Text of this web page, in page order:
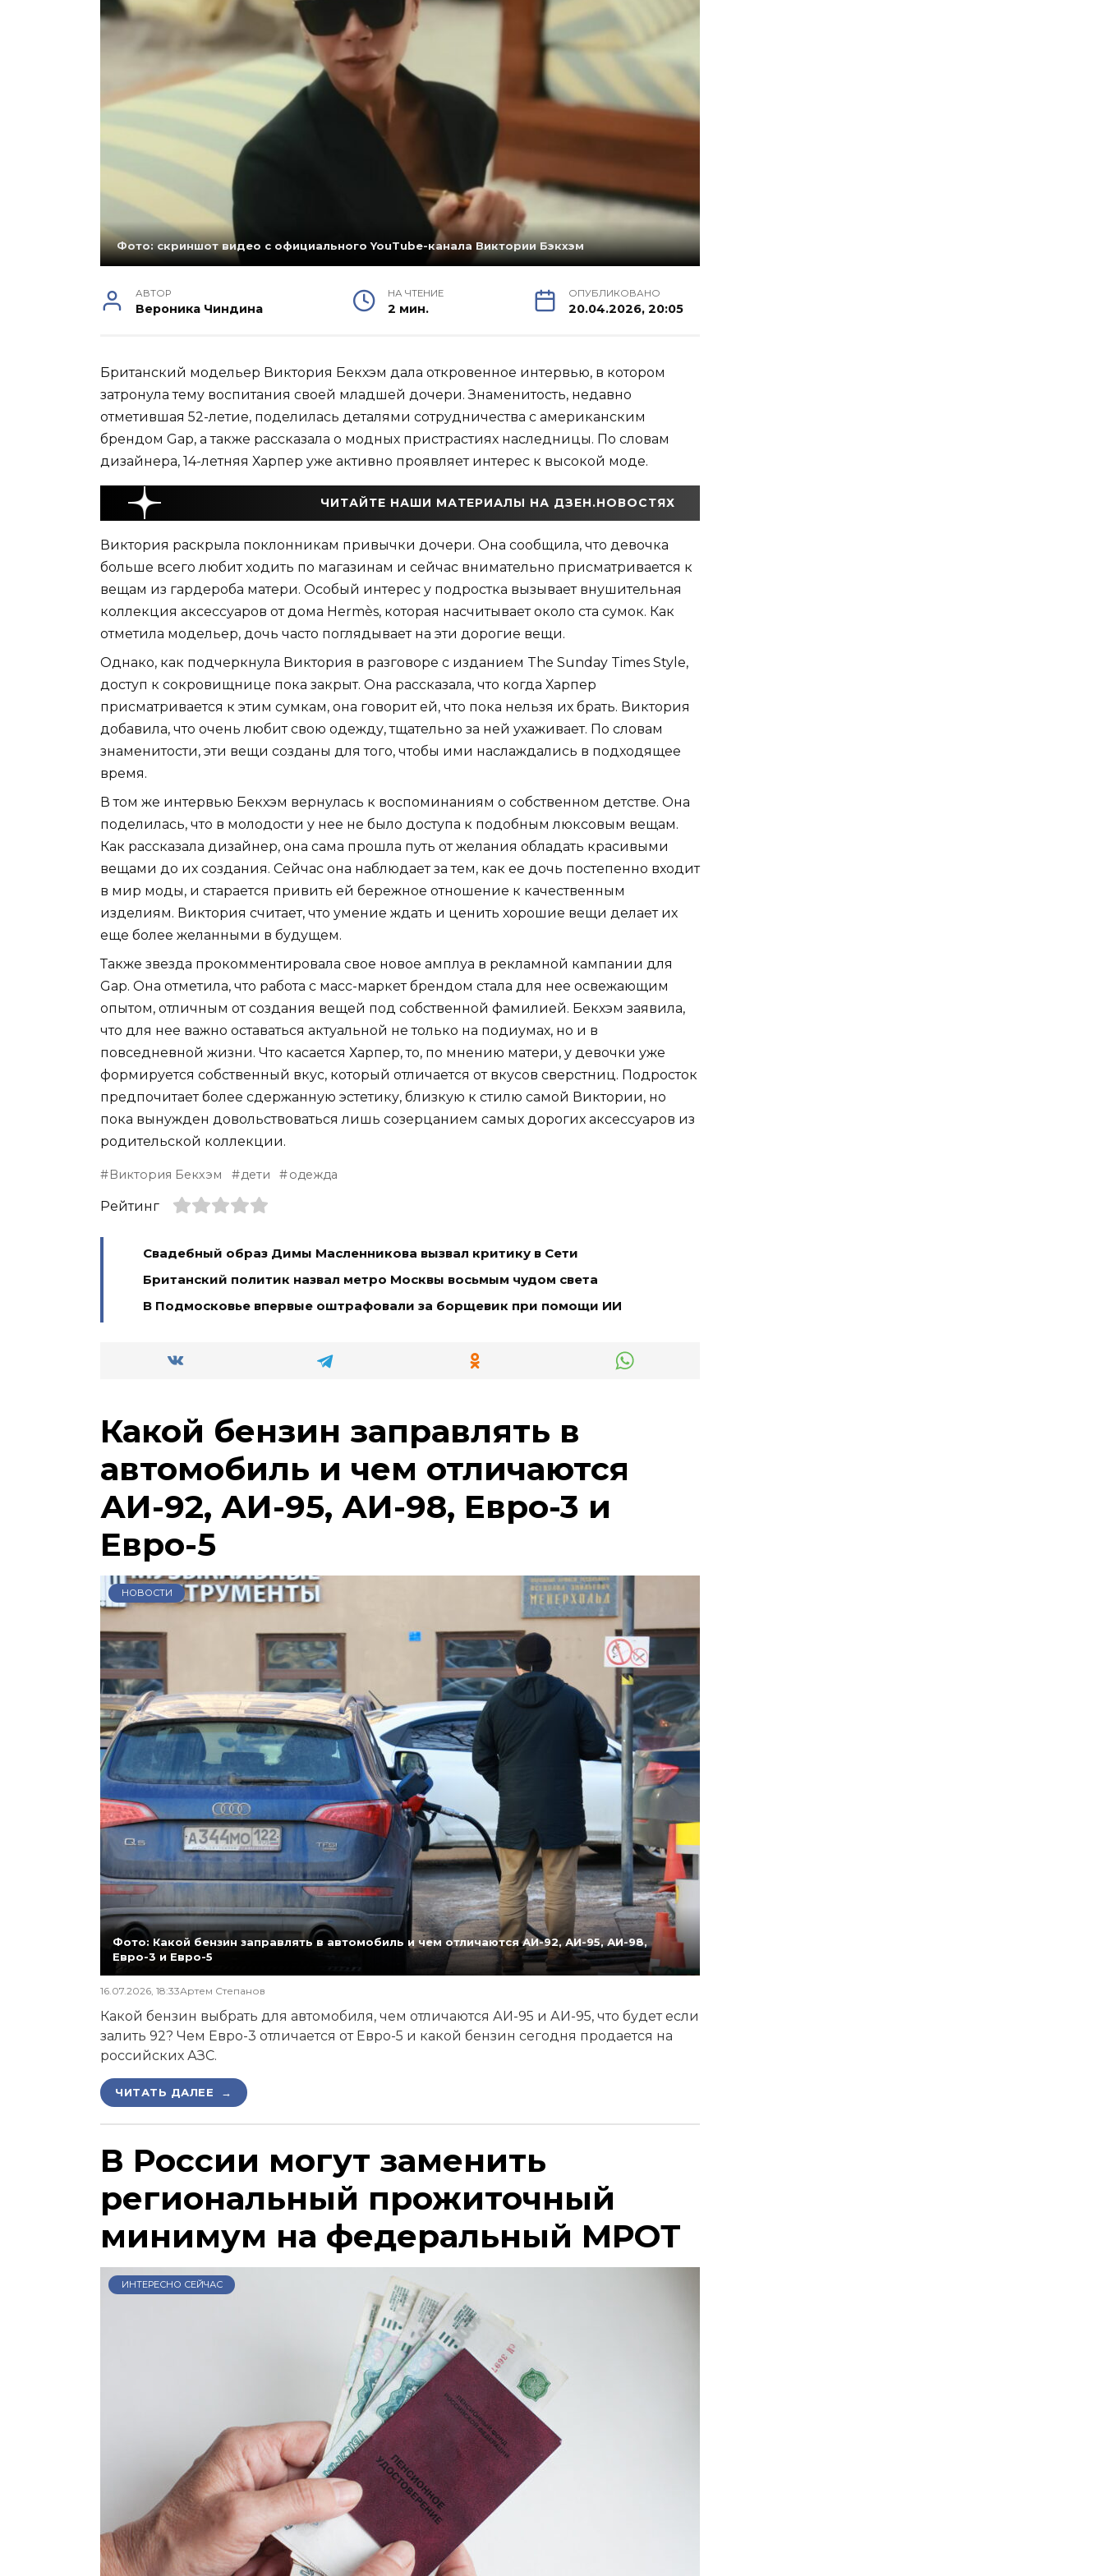
Фото: скриншот видео с официального YouTube-канала Виктории Бэкхэм
АВТОР
Вероника Чиндина
НА ЧТЕНИЕ
2 мин.
ОПУБЛИКОВАНО
20.04.2026, 20:05
Британский модельер Виктория Бекхэм дала откровенное интервью, в котором
затронула тему воспитания своей младшей дочери. Знаменитость, недавно
отметившая 52-летие, поделилась деталями сотрудничества с американским
брендом Gap, а также рассказала о модных пристрастиях наследницы. По словам
дизайнера, 14-летняя Харпер уже активно проявляет интерес к высокой моде.
ЧИТАЙТЕ НАШИ МАТЕРИАЛЫ НА ДЗЕН.НОВОСТЯХ
Виктория раскрыла поклонникам привычки дочери. Она сообщила, что девочка
больше всего любит ходить по магазинам и сейчас внимательно присматривается к
вещам из гардероба матери. Особый интерес у подростка вызывает внушительная
коллекция аксессуаров от дома Hermès, которая насчитывает около ста сумок. Как
отметила модельер, дочь часто поглядывает на эти дорогие вещи.
Однако, как подчеркнула Виктория в разговоре с изданием The Sunday Times Style,
доступ к сокровищнице пока закрыт. Она рассказала, что когда Харпер
присматривается к этим сумкам, она говорит ей, что пока нельзя их брать. Виктория
добавила, что очень любит свою одежду, тщательно за ней ухаживает. По словам
знаменитости, эти вещи созданы для того, чтобы ими наслаждались в подходящее
время.
В том же интервью Бекхэм вернулась к воспоминаниям о собственном детстве. Она
поделилась, что в молодости у нее не было доступа к подобным люксовым вещам.
Как рассказала дизайнер, она сама прошла путь от желания обладать красивыми
вещами до их создания. Сейчас она наблюдает за тем, как ее дочь постепенно входит
в мир моды, и старается привить ей бережное отношение к качественным
изделиям. Виктория считает, что умение ждать и ценить хорошие вещи делает их
еще более желанными в будущем.
Также звезда прокомментировала свое новое амплуа в рекламной кампании для
Gap. Она отметила, что работа с масс-маркет брендом стала для нее освежающим
опытом, отличным от создания вещей под собственной фамилией. Бекхэм заявила,
что для нее важно оставаться актуальной не только на подиумах, но и в
повседневной жизни. Что касается Харпер, то, по мнению матери, у девочки уже
формируется собственный вкус, который отличается от вкусов сверстниц. Подросток
предпочитает более сдержанную эстетику, близкую к стилю самой Виктории, но
пока вынужден довольствоваться лишь созерцанием самых дорогих аксессуаров из
родительской коллекции.
Виктория Бекхэм дети одежда
Рейтинг
Свадебный образ Димы Масленникова вызвал критику в Сети
Британский политик назвал метро Москвы восьмым чудом света
В Подмосковье впервые оштрафовали за борщевик при помощи ИИ
Какой бензин заправлять в
автомобиль и чем отличаются
АИ-92, АИ-95, АИ-98, Евро-3 и
Евро-5
НОВОСТИ
Фото: Какой бензин заправлять в автомобиль и чем отличаются АИ-92, АИ-95, АИ-98,
Евро-3 и Евро-5
16.07.2026, 18:33Артем Степанов
Какой бензин выбрать для автомобиля, чем отличаются АИ-95 и АИ-95, что будет если
залить 92? Чем Евро-3 отличается от Евро-5 и какой бензин сегодня продается на
российских АЗС.
ЧИТАТЬ ДАЛЕЕ →
В России могут заменить
региональный прожиточный
минимум на федеральный МРОТ
ИНТЕРЕСНО СЕЙЧАС